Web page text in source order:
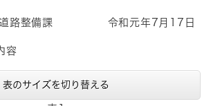
・道路整備課 令和元年7月17日
容
表のサイズを切り替える